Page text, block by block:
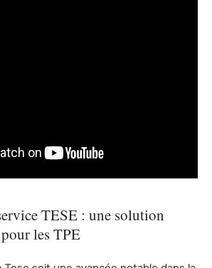
TESE : une solution
les TPE